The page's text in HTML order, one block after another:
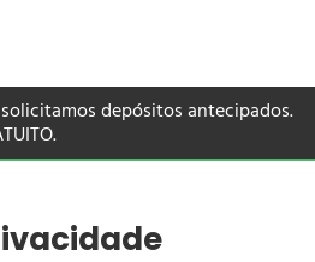
depósitos antecipados.